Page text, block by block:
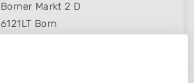
Borner Markt 2 D
6121LT Born